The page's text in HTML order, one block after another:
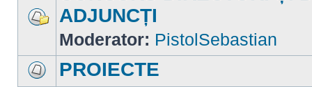
sunt
mesaje
ADJUNCȚI
Moderator: PistolSebastian
PROIECTE